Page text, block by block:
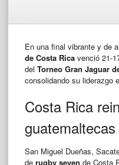
En una final vibrante y de
de Costa Rica venció 21-
del Torneo Gran Jaguar
consolidando su liderazgo
Costa Rica
guatemaltecas
San Miguel Dueñas,
de rugby seven de Costa